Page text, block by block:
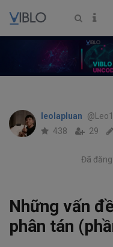
leolapluan
438 29
Đã
Những vấn
phân tán